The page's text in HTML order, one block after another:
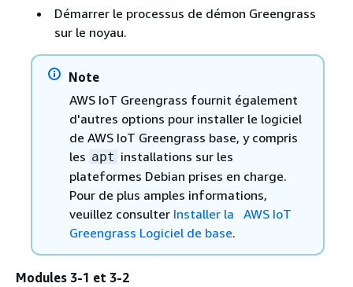
Démarrer le processus de démon Greengrass
sur le noyau.
Note
AWS IoT Greengrass fournit également
d'autres options pour installer le logiciel
de AWS IoT Greengrass base, y compris
les apt installations sur les
plateformes Debian prises en charge.
Pour de plus amples informations,
veuillez consulter Installer la AWS IoT
Greengrass Logiciel de base.
Modules 3-1 et 3-2